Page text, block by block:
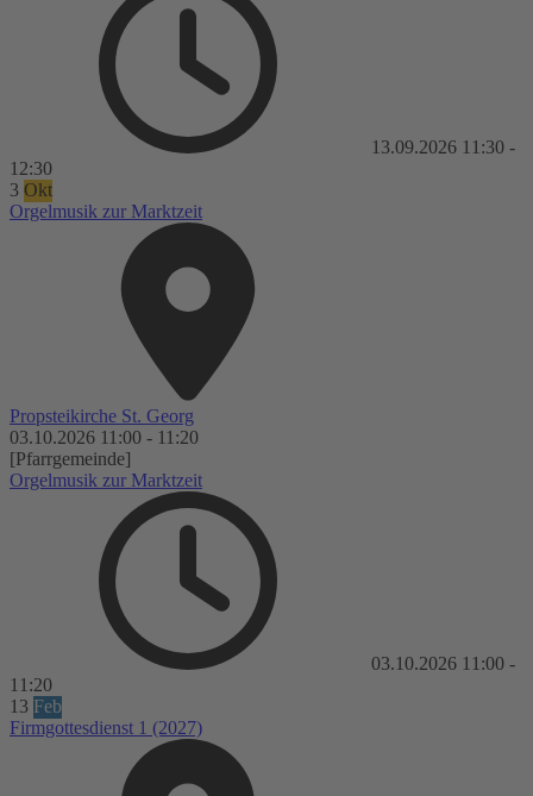
13.09.2026 11:30 -
12:30
3 Okt
Orgelmusik zur Marktzeit
Propsteikirche St. Georg
03.10.2026 11:00 - 11:20
[Pfarrgemeinde]
Orgelmusik zur Marktzeit
03.10.2026 11:00 -
11:20
13 Feb
Firmgottesdienst 1 (2027)